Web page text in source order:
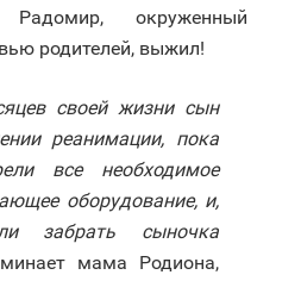
окруженный
родителей, выжил!
своей жизни сын
реанимации, пока
все необходимое
оборудование, и,
забрать сыночка
мама Родиона,